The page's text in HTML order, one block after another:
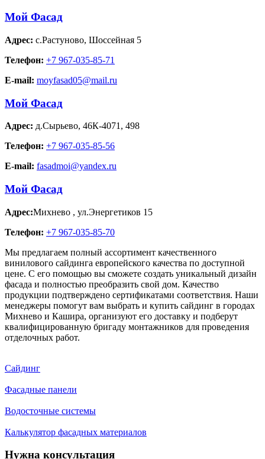
Мой Фасад
Адрес: с.Растуново, Шоссейная 5
Телефон: +7 967-035-85-71
E-mail: moyfasad05@mail.ru
Мой Фасад
Адрес: д.Сырьево, 46К-4071, 498
Телефон: +7 967-035-85-56
E-mail: fasadmoi@yandex.ru
Мой Фасад
Адрес:Михнево , ул.Энергетиков 15
Телефон: +7 967-035-85-70
Мы предлагаем полный ассортимент качественного
винилового сайдинга европейского качества по доступной
цене. С его помощью вы сможете создать уникальный дизайн
фасада и полностью преобразить свой дом. Качество
продукции подтверждено сертификатами соответствия. Наши
менеджеры помогут вам выбрать и купить сайдинг в городах
Михнево и Кашира, организуют его доставку и подберут
квалифицированную бригаду монтажников для проведения
отделочных работ.
Сайдинг
Фасадные панели
Водосточные системы
Калькулятор фасадных материалов
Нужна консультация